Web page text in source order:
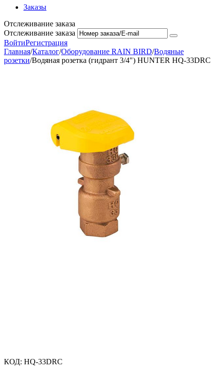
Заказы
Отслеживание заказа
Отслеживание заказа
ВойтиРегистрация
Главная/Каталог/Оборудование RAIN BIRD/Водяные
розетки/Водяная розетка (гидрант 3/4") HUNTER HQ-33DRC
КОД: HQ-33DRC